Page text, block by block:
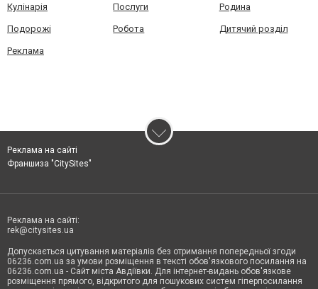
Кулінарія Послуги Родина
Подорожі Робота Дитячий розділ
Реклама
Реклама на сайті
Франшиза "CitySites"
Реклама на сайті:
rek@citysites.ua
Допускається цитування матеріалів без отримання попередньої згоди
06236.com.ua за умови розміщення в тексті обов'язкового посилання на
06236.com.ua - Сайт міста Авдіївки. Для інтернет-видань обов'язкове
розміщення прямого, відкритого для пошукових систем гіперпосилання